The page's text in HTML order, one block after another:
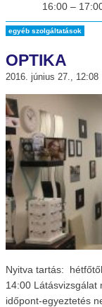
16:00 –
egyéb szolgáltatások
OPTIKA
2016. június 27., 12:08
Nyitva tartás:
14:00 Látásvizsgálat
időpont-egyeztetés